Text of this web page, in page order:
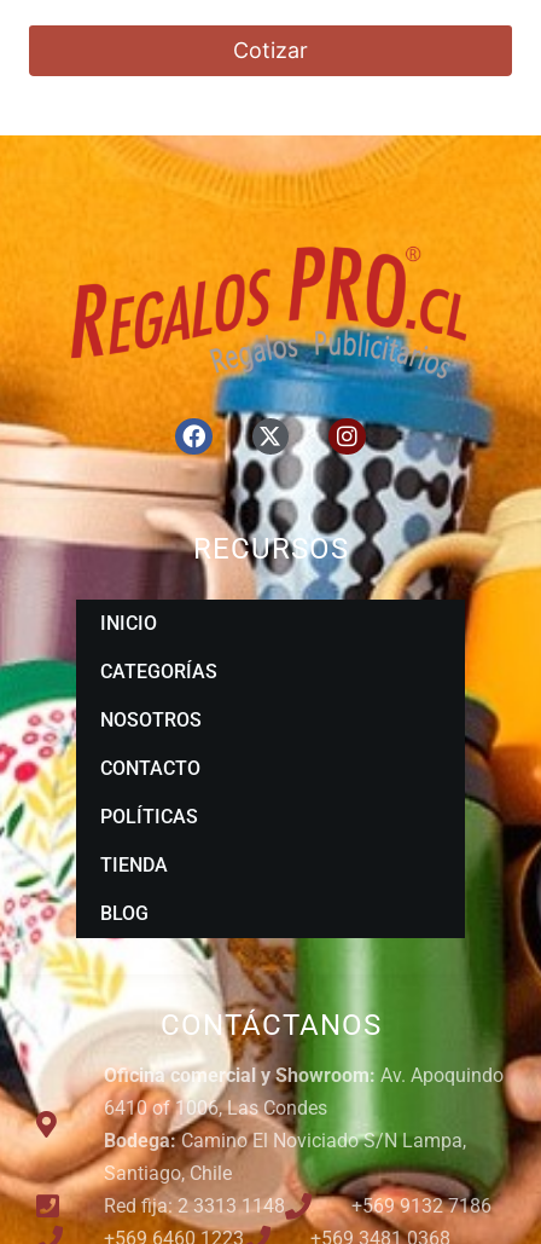
Cotizar
CONTÁCTANOS
Oficina comercial y Showroom: Av. Apoquindo
6410 of 1006, Las Condes
Bodega:Camino El Noviciado S/N Lampa,
Santiago, Chile
Red fija: 2 3313 1148
+569 9132 7186
+569 6460 1223
+569 3481 0368
RECURSOS
INICIO
CATEGORÍAS
NOSOTROS
CONTACTO
POLÍTICAS
TIENDA
BLOG